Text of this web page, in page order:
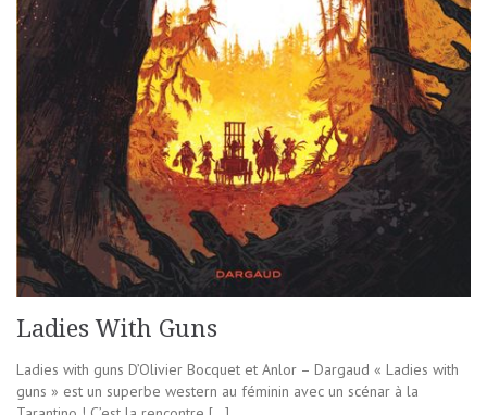
Ladies With Guns
Ladies with guns D’Olivier Bocquet et Anlor – Dargaud « Ladies with
guns » est un superbe western au féminin avec un scénar à la